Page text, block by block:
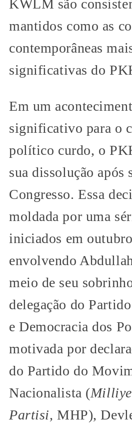
KWLM são
mantidos como as
contemporâneas
significativas do
Em um
significativo para o
político curdo, o
sua dissolução após
Congresso. Essa
moldada por uma
iniciados em
envolvendo
meio de seu
delegação do
e Democracia dos
motivada por
do Partido do
Nacionalista (
Partisi, MHP),